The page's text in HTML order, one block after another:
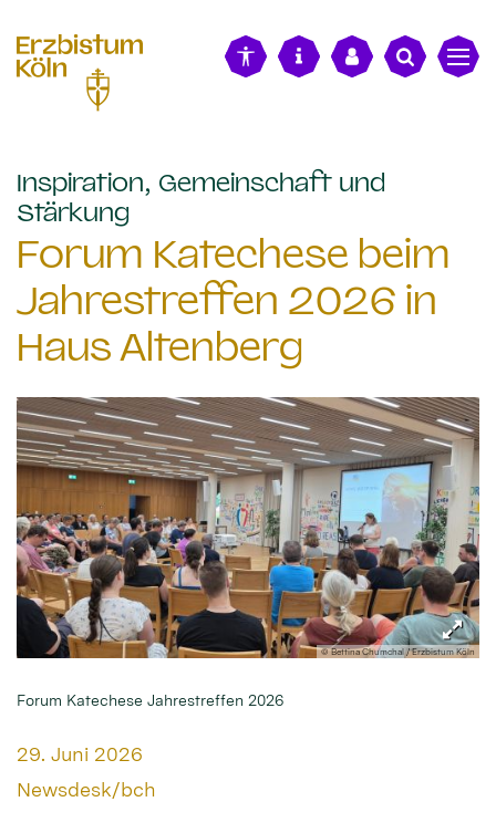
Inspiration, Gemeinschaft und
Stärkung
Forum Katechese beim
Jahrestreffen 2026 in
Haus Altenberg
© Bettina Chumchal / Erzbistum Köln
Forum Katechese Jahrestreffen 2026
Datum:
29. Juni 2026
Von:
Newsdesk/bch